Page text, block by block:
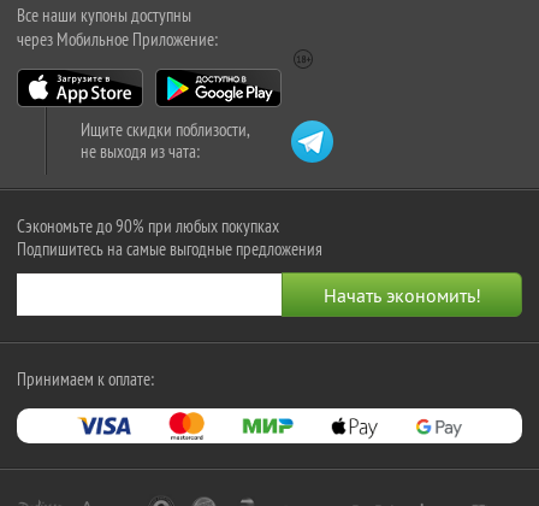
Все наши купоны доступны
через Мобильное Приложение:
Ищите скидки поблизости,
не выходя из чата:
Сэкономьте до 90% при любых покупках
Подпишитесь на самые выгодные предложения
Принимаем к оплате: